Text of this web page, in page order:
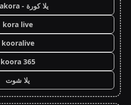
يلا كورة - yallakora
kora live
kooralive
koora 365
يلا شوت